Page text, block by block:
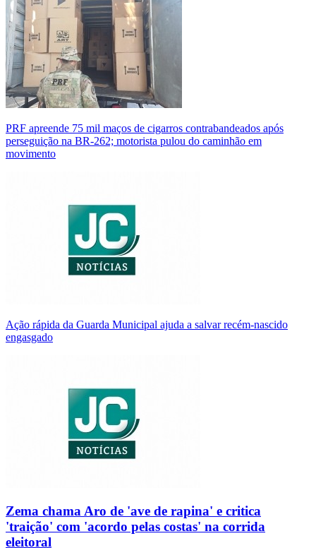
PRF apreende 75 mil maços de cigarros contrabandeados após
perseguição na BR-262; motorista pulou do caminhão em
movimento
Ação rápida da Guarda Municipal ajuda a salvar recém-nascido
engasgado
Zema chama Aro de 'ave de rapina' e critica
'traição' com 'acordo pelas costas' na corrida
eleitoral